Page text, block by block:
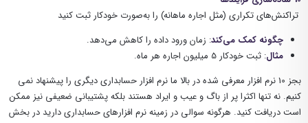
تراکنش‌های تکراری (مثل اجاره ماهانه) را به‌صورت خودکار ثبت کنید
چگونه کمک می‌کند: زمان ورود داده را کاهش می‌دهد.
مثال: ثبت خودکار 5 میلیون اجاره هر ماه.
بجز 10 نرم افزار معرفی شده در بالا ما نرم افزار حسابداری دیگری را پیشنهاد نمی
کنیم. نه تنها اکثرا پر از باگ و عیب و ایراد هستند بلکه پشتیبانی ضعیفی نیز ممکن
است دریافت کنید. هرگونه سوالی در زمینه نرم افزارهای حسابداری دارید در بخش